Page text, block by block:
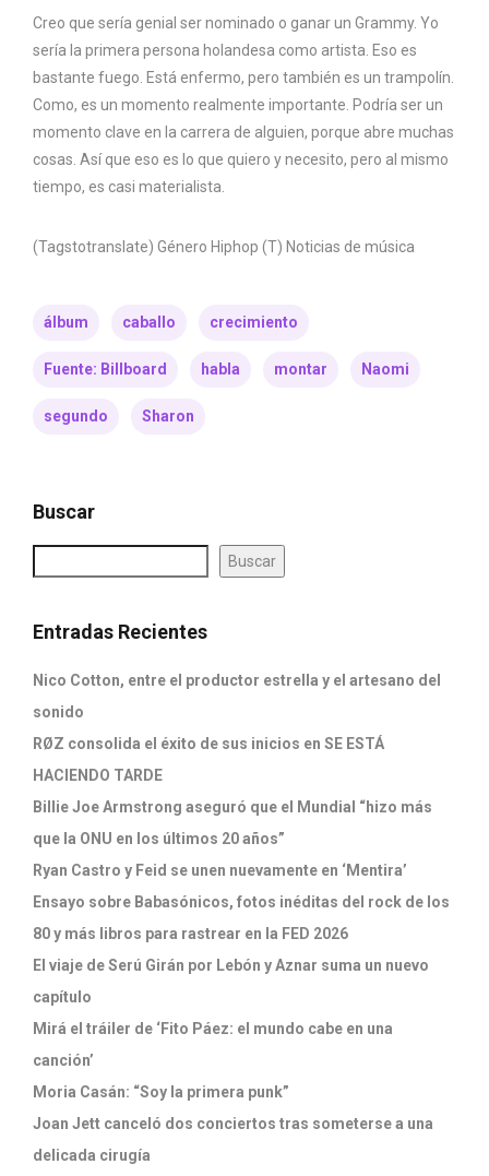
Creo que sería genial ser nominado o ganar un Grammy. Yo
sería la primera persona holandesa como artista. Eso es
bastante fuego. Está enfermo, pero también es un trampolín.
Como, es un momento realmente importante. Podría ser un
momento clave en la carrera de alguien, porque abre muchas
cosas. Así que eso es lo que quiero y necesito, pero al mismo
tiempo, es casi materialista.
(Tagstotranslate) Género Hiphop (T) Noticias de música
álbum caballo crecimiento
Fuente: Billboard habla montar Naomi
segundo Sharon
Buscar
Buscar
Entradas Recientes
Nico Cotton, entre el productor estrella y el artesano del
sonido
RØZ consolida el éxito de sus inicios en SE ESTÁ
HACIENDO TARDE
Billie Joe Armstrong aseguró que el Mundial “hizo más
que la ONU en los últimos 20 años”
Ryan Castro y Feid se unen nuevamente en ‘Mentira’
Ensayo sobre Babasónicos, fotos inéditas del rock de los
80 y más libros para rastrear en la FED 2026
El viaje de Serú Girán por Lebón y Aznar suma un nuevo
capítulo
Mirá el tráiler de ‘Fito Páez: el mundo cabe en una
canción’
Moria Casán: “Soy la primera punk”
Joan Jett canceló dos conciertos tras someterse a una
delicada cirugía